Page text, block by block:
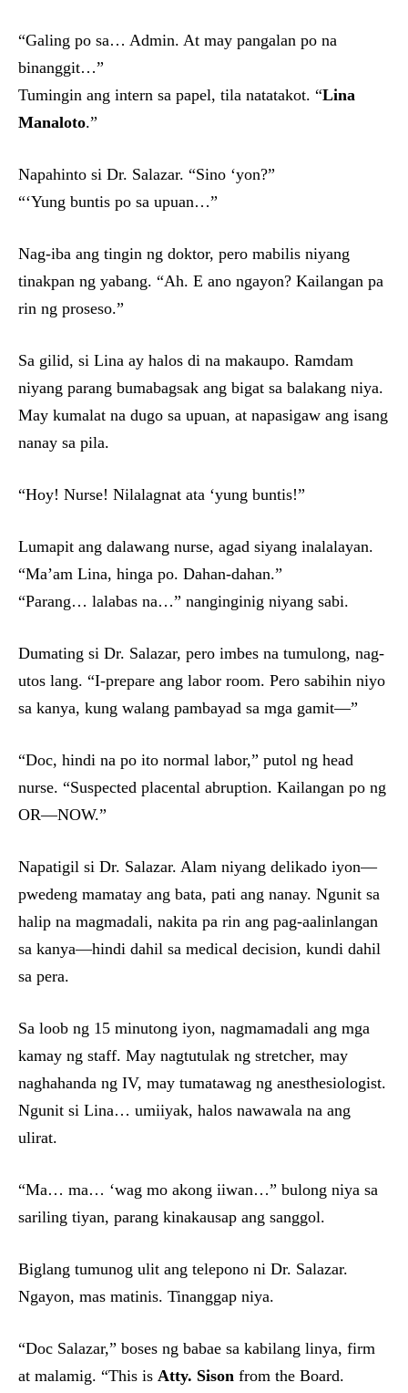
“Galing po sa… Admin. At may pangalan po na
binanggit…”
Tumingin ang intern sa papel, tila natatakot. “Lina
Manaloto.”
Napahinto si Dr. Salazar. “Sino ‘yon?”
“‘Yung buntis po sa upuan…”
Nag-iba ang tingin ng doktor, pero mabilis niyang
tinakpan ng yabang. “Ah. E ano ngayon? Kailangan pa
rin ng proseso.”
Sa gilid, si Lina ay halos di na makaupo. Ramdam
niyang parang bumabagsak ang bigat sa balakang niya.
May kumalat na dugo sa upuan, at napasigaw ang isang
nanay sa pila.
“Hoy! Nurse! Nilalagnat ata ‘yung buntis!”
Lumapit ang dalawang nurse, agad siyang inalalayan.
“Ma’am Lina, hinga po. Dahan-dahan.”
“Parang… lalabas na…” nanginginig niyang sabi.
Dumating si Dr. Salazar, pero imbes na tumulong, nag-
utos lang. “I-prepare ang labor room. Pero sabihin niyo
sa kanya, kung walang pambayad sa mga gamit—”
“Doc, hindi na po ito normal labor,” putol ng head
nurse. “Suspected placental abruption. Kailangan po ng
OR—NOW.”
Napatigil si Dr. Salazar. Alam niyang delikado iyon—
pwedeng mamatay ang bata, pati ang nanay. Ngunit sa
halip na magmadali, nakita pa rin ang pag-aalinlangan
sa kanya—hindi dahil sa medical decision, kundi dahil
sa pera.
Sa loob ng 15 minutong iyon, nagmamadali ang mga
kamay ng staff. May nagtutulak ng stretcher, may
naghahanda ng IV, may tumatawag ng anesthesiologist.
Ngunit si Lina… umiiyak, halos nawawala na ang
ulirat.
“Ma… ma… ‘wag mo akong iiwan…” bulong niya sa
sariling tiyan, parang kinakausap ang sanggol.
Biglang tumunog ulit ang telepono ni Dr. Salazar.
Ngayon, mas matinis. Tinanggap niya.
“Doc Salazar,” boses ng babae sa kabilang linya, firm
at malamig. “This is Atty. Sison from the Board.